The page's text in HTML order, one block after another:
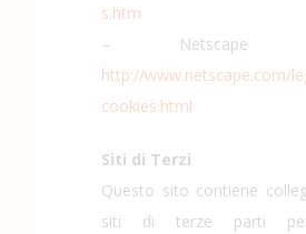
s.htm
– Netscape
http://www.netscape.com/
cookies.html
Siti di Terzi
Questo sito contiene
siti di terze parti